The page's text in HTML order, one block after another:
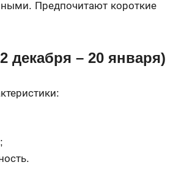
Предпочитают короткие
декабря – 20 января)